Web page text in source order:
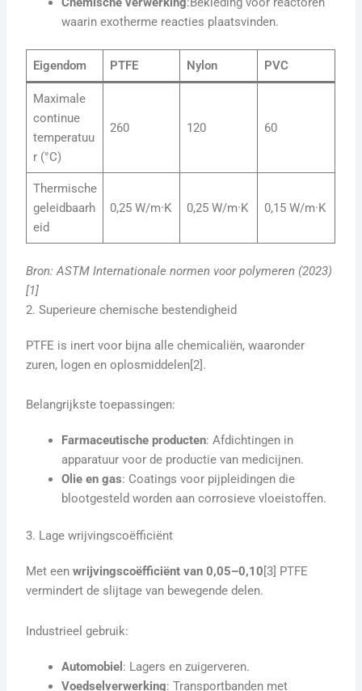
waarin exotherme reacties plaatsvinden.
Eigendom PTFE Nylon PVC
Maximale
continue
temperatuu
r (°C)
260 120 60
Thermische
geleidbaarh
eid
0,25 W/m·K 0,25 W/m·K 0,15 W/m·K
Bron: ASTM Internationale normen voor polymeren (2023)
[1]
2. Superieure chemische bestendigheid
PTFE is inert voor bijna alle chemicaliën, waaronder
zuren, logen en oplosmiddelen[2].
Belangrijkste toepassingen:
Farmaceutische producten: Afdichtingen in
apparatuur voor de productie van medicijnen.
Olie en gas: Coatings voor pijpleidingen die
blootgesteld worden aan corrosieve vloeistoffen.
3. Lage wrijvingscoëfficiënt
Met eenwrijvingscoëfficiënt van 0,05–0,10[3] PTFE
vermindert de slijtage van bewegende delen.
Industrieel gebruik:
Automobiel : Lagers en zuigerveren.
Voedselverwerking: Transportbanden met